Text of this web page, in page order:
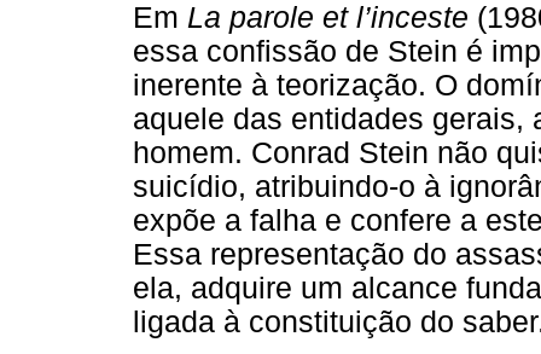
Em La parole et l’inceste
essa confissão de Stein é
inerente à teorização. O
aquele das entidades gerais,
homem. Conrad Stein não
suicídio, atribuindo-o à
expõe a falha e confere a
Essa representação do
ela, adquire um alcance
ligada à constituição do